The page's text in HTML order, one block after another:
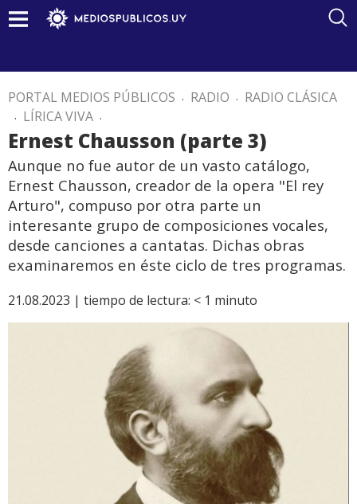
PORTAL MEDIOS PÚBLICOS . RADIO . RADIO CLÁSICA
. LÍRICA VIVA .
Ernest Chausson (parte 3)
Aunque no fue autor de un vasto catálogo,
Ernest Chausson, creador de la opera "El rey
Arturo", compuso por otra parte un
interesante grupo de composiciones vocales,
desde canciones a cantatas. Dichas obras
examinaremos en éste ciclo de tres programas.
21.08.2023 | tiempo de lectura: < 1 minuto